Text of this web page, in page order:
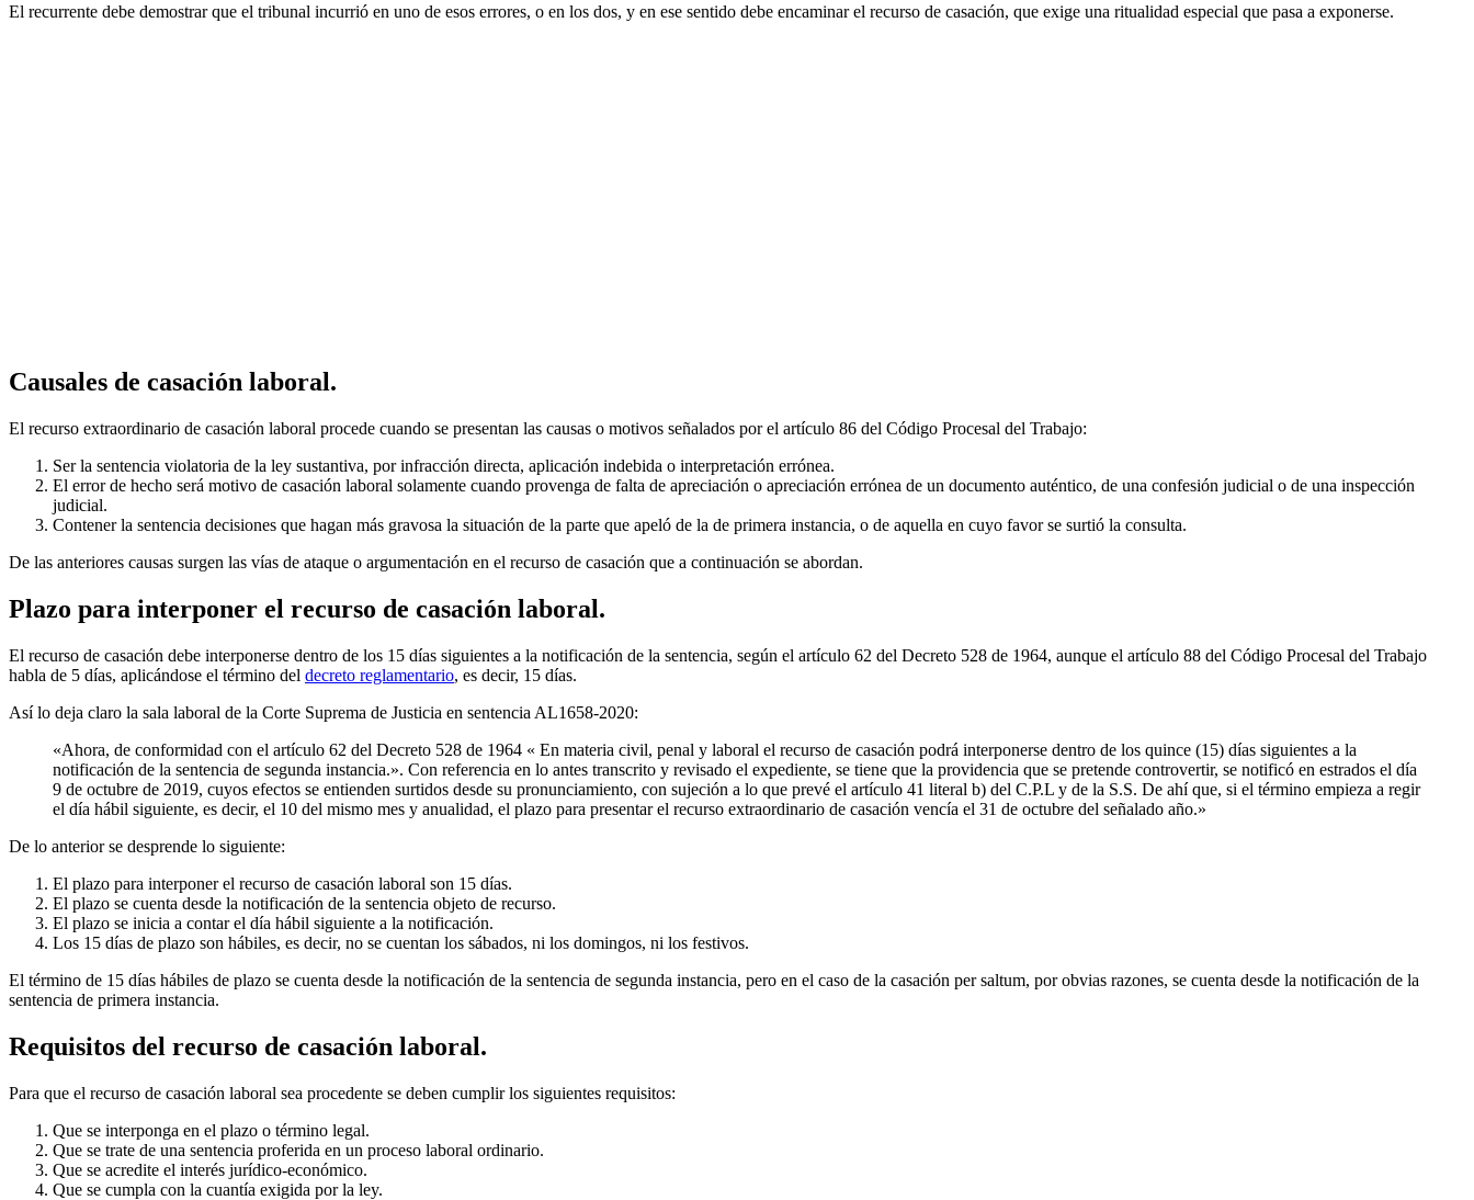
El recurrente debe demostrar que el tribunal incurrió en uno de esos errores, o en los dos, y en ese sentido debe encaminar el recurso de casación, que exige una ritualidad especial que pasa a exponerse.
Causales de casación laboral.
El recurso extraordinario de casación laboral procede cuando se presentan las causas o motivos señalados por el artículo 86 del Código Procesal del Trabajo:
Ser la sentencia violatoria de la ley sustantiva, por infracción directa, aplicación indebida o interpretación errónea.
El error de hecho será motivo de casación laboral solamente cuando provenga de falta de apreciación o apreciación errónea de un documento auténtico, de una confesión judicial o de una inspección
judicial.
Contener la sentencia decisiones que hagan más gravosa la situación de la parte que apeló de la de primera instancia, o de aquella en cuyo favor se surtió la consulta.
De las anteriores causas surgen las vías de ataque o argumentación en el recurso de casación que a continuación se abordan.
Plazo para interponer el recurso de casación laboral.
El recurso de casación debe interponerse dentro de los 15 días siguientes a la notificación de la sentencia, según el artículo 62 del Decreto 528 de 1964, aunque el artículo 88 del Código Procesal del Trabajo
habla de 5 días, aplicándose el término del decreto reglamentario, es decir, 15 días.
Así lo deja claro la sala laboral de la Corte Suprema de Justicia en sentencia AL1658-2020:
«Ahora, de conformidad con el artículo 62 del Decreto 528 de 1964 « En materia civil, penal y laboral el recurso de casación podrá interponerse dentro de los quince (15) días siguientes a la
notificación de la sentencia de segunda instancia.». Con referencia en lo antes transcrito y revisado el expediente, se tiene que la providencia que se pretende controvertir, se notificó en estrados el día
9 de octubre de 2019, cuyos efectos se entienden surtidos desde su pronunciamiento, con sujeción a lo que prevé el artículo 41 literal b) del C.P.L y de la S.S. De ahí que, si el término empieza a regir
el día hábil siguiente, es decir, el 10 del mismo mes y anualidad, el plazo para presentar el recurso extraordinario de casación vencía el 31 de octubre del señalado año.»
De lo anterior se desprende lo siguiente:
El plazo para interponer el recurso de casación laboral son 15 días.
El plazo se cuenta desde la notificación de la sentencia objeto de recurso.
El plazo se inicia a contar el día hábil siguiente a la notificación.
Los 15 días de plazo son hábiles, es decir, no se cuentan los sábados, ni los domingos, ni los festivos.
El término de 15 días hábiles de plazo se cuenta desde la notificación de la sentencia de segunda instancia, pero en el caso de la casación per saltum, por obvias razones, se cuenta desde la notificación de la
sentencia de primera instancia.
Requisitos del recurso de casación laboral.
Para que el recurso de casación laboral sea procedente se deben cumplir los siguientes requisitos:
Que se interponga en el plazo o término legal.
Que se trate de una sentencia proferida en un proceso laboral ordinario.
Que se acredite el interés jurídico-económico.
Que se cumpla con la cuantía exigida por la ley.